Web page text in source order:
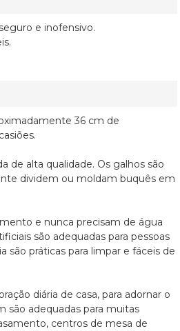
e inofensivo.
36 cm de
de alta qualidade. Os galhos são
dividem ou moldam buquês em
e nunca precisam de água
são adequadas para pessoas
são práticas para limpar e fáceis de
diária de casa, para adornar o
são adequadas para muitas
centros de mesa de